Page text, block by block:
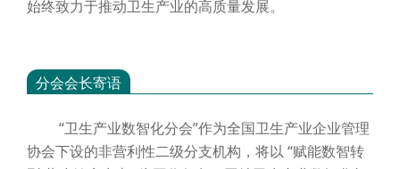
始终致力于推动卫生产业的高质量发展。
分会会长寄语
“卫生产业数智化分会”作为全国卫生产业企业管理
协会下设的非营利性二级分支机构，将以 “赋能数智转